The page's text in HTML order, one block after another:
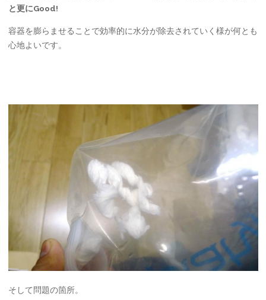
と更にGood!
容器を膨らませることで効率的に水分が除去されていく様が何とも
心地よいです。
そして問題の箇所。